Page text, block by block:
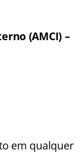
(AMCI) –
em qualquer